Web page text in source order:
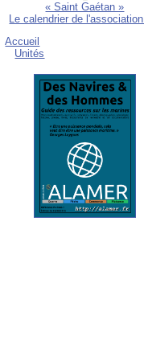
« Saint Gaétan »
Le calendrier de l'association
Accueil
Unités